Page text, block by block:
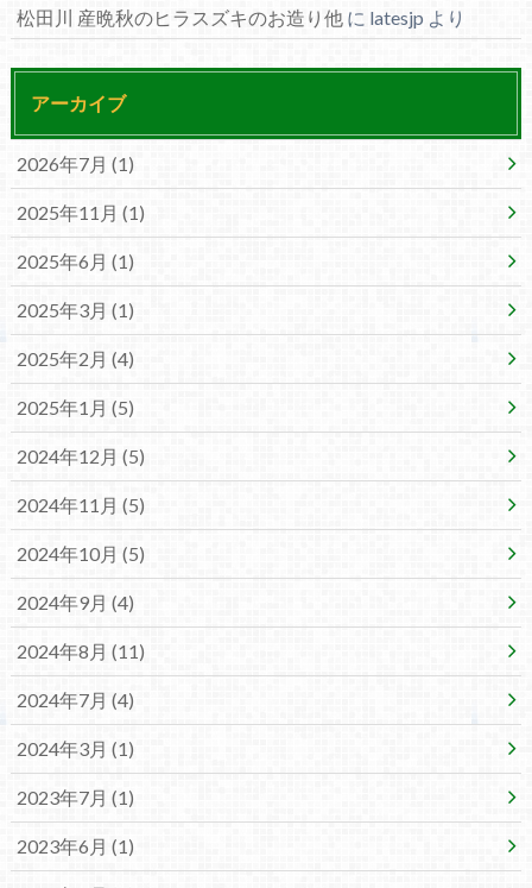
松田川 産晩秋のヒラスズキのお造り他 に latesjp より
アーカイブ
2026年7月 (1)
2025年11月 (1)
2025年6月 (1)
2025年3月 (1)
2025年2月 (4)
2025年1月 (5)
2024年12月 (5)
2024年11月 (5)
2024年10月 (5)
2024年9月 (4)
2024年8月 (11)
2024年7月 (4)
2024年3月 (1)
2023年7月 (1)
2023年6月 (1)